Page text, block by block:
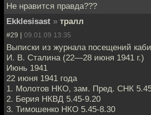
Не нравится правда???
Ekklesisast » тралл
#29 | 09.01.09 13:35
Выписки из журнала посещений
И. В. Сталина (22—28 июня 1941 г.)
Июнь 1941
22 июня 1941 года
1. Молотов НКО, зам. Пред. СНК
2. Берия НКВД 5.45-9.20
3. Тимошенко НКО 5.45-8.30